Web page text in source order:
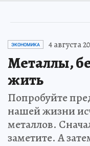
ЭКОНОМИКА 4 августа
Металлы,
жить
Попробуйте
нашей жизни
металлов.
заметите. А